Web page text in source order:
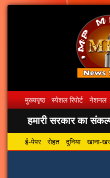
मुख्यपृष्ठ स्पेशल रिपोर्ट नेशनल
हमारी सरकार का
ई-पेपर सेहत दुनिया खाना-